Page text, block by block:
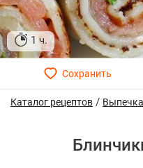
1 ч.
Каталог рецептов / Выпечка